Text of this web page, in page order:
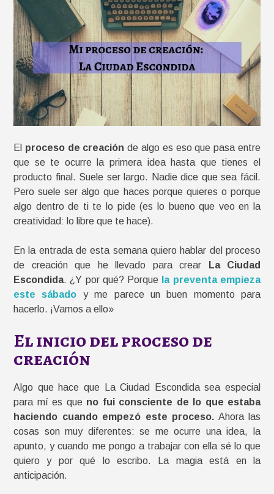
El proceso de creación de algo es eso que pasa entre
que se te ocurre la primera idea hasta que tienes el
producto final. Suele ser largo. Nadie dice que sea fácil.
Pero suele ser algo que haces porque quieres o porque
algo dentro de ti te lo pide (es lo bueno que veo en la
creatividad: lo libre que te hace).
En la entrada de esta semana quiero hablar del proceso
de creación que he llevado para crear
La Ciudad
Escondida. ¿Y por qué? Porque la preventa empieza
este sábado y me parece un buen momento para
hacerlo. ¡Vamos a ello»
El inicio del proceso de
creación
Algo que hace que La Ciudad Escondida sea especial
para mí es queno fui consciente de lo que estaba
haciendo cuando empezó este proceso. Ahora las
cosas son muy diferentes: se me ocurre una idea, la
apunto, y cuando me pongo a trabajar con ella sé lo que
quiero y por qué lo escribo. La magia está en la
anticipación.